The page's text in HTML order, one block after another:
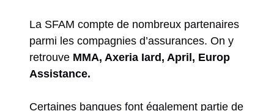
La SFAM compte de nombreux partenaires
parmi les compagnies d’assurances. On y
retrouve MMA, Axeria Iard, April, Europ
Assistance.
Certaines banques font également partie de